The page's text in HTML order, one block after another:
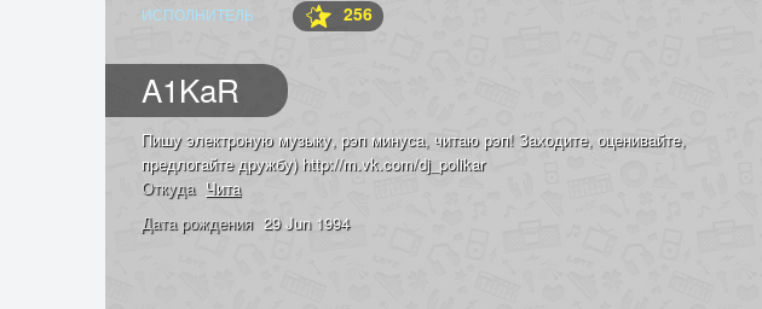
ИСПОЛНИТЕЛЬ 256
A1KaR
Пишу электроную музыку, рэп минуса, читаю рэп! Заходите, оценивайте,
предлогайте дружбу) http://m.vk.com/dj_polikar
Откуда Чита
Дата рождения 29 Jun 1994